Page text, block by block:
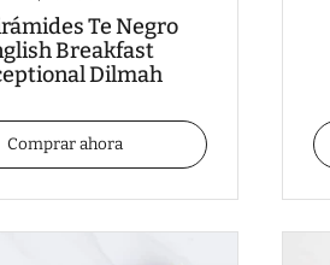
Te Negro
Breakfast
Dilmah
Comprar ahora